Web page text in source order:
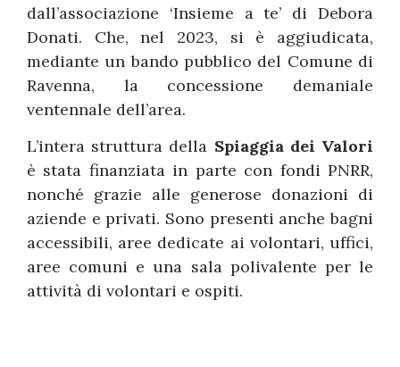
dall’associazione ‘Insieme a te’ di Debora
Donati. Che, nel 2023, si è aggiudicata,
mediante un bando pubblico del Comune di
Ravenna, la concessione demaniale
ventennale dell’area.
L’intera struttura della Spiaggia dei Valori
è stata finanziata in parte con fondi PNRR,
nonché grazie alle generose donazioni di
aziende e privati. Sono presenti anche bagni
accessibili, aree dedicate ai volontari, uffici,
aree comuni e una sala polivalente per le
attività di volontari e ospiti.